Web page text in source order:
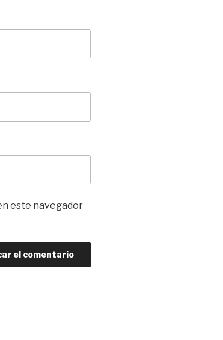
este navegador